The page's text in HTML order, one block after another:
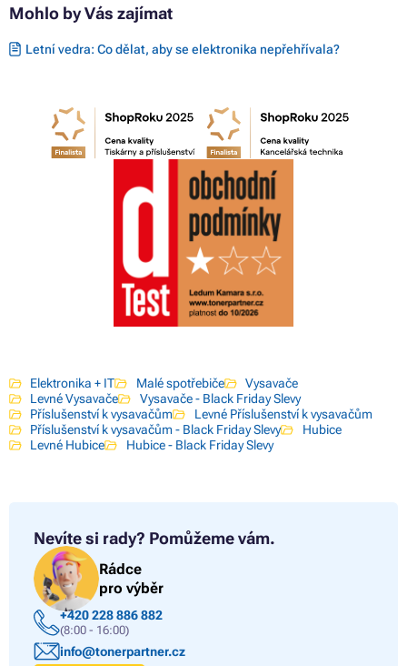
Mohlo by Vás zajímat
Letní vedra: Co dělat, aby se elektronika nepřehřívala?
Elektronika + IT Malé spotřebiče
Vysavače
Levné Vysavače
Vysavače - Black Friday Slevy
Příslušenství k vysavačům
Levné Příslušenství k vysavačům
Příslušenství k vysavačům - Black Friday Slevy
Hubice
Levné Hubice
Hubice - Black Friday Slevy
Nevíte si rady? Pomůžeme vám.
Rádce
pro výběr
+420 228 886 882
(8:00 - 16:00)
info@tonerpartner.cz